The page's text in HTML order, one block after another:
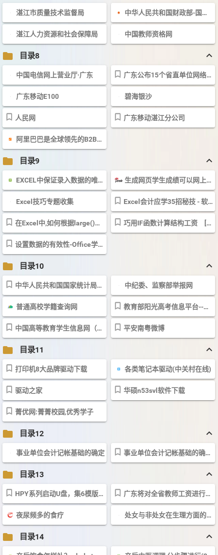
湛江市质量技术监督局 中华人民共和国财政部-国库司
湛江人力资源和社会保障局 中国教师资格网
folder 目录8 keyboard_arrow_up
中国电信网上营业厅·广东 广东公布15个省直单位网络发言人联系方式－新闻中心－新浪网
广东移动E100 碧海银沙
人民网 广东移动湛江分公司
阿里巴巴是全球领先的B2B电子商务网上贸易平台
folder 目录9 keyboard_arrow_up
EXCEL中保证录入数据的唯一性 生成网页学生成绩可以网上查 ？ 爱问知识人
Excel技巧专题收集 Excel会计应学35招秘技 - 软件应用技术交流区 - 华军软件园论坛 - Powere...
在Excel中,如何根据large()找出前十名的分数后再在分数的左边显示出相应的... 巧用IF函数计算结构工资 [Excel]
设置数据的有效性-Office学院-WPSOffice官方论坛-更懂中文的办公软件-应用心...
folder 目录10 keyboard_arrow_up
中华人民共和国国家统计局 &gt;&gt; 统计标准 中纪委、监察部举报网
普通高校学籍查询网 教育部阳光高考信息平台--高考咨询 ｜ 院校信息 ｜ 志愿填报 ｜ 名单公...
中国高等教育学生信息网（学历查询） 平安南粤微博
folder 目录11 keyboard_arrow_up
打印机8大品牌驱动下载 各类笔记本驱动(中关村在线)
驱动之家 华硕n53svl软件下载
菁优网:菁菁校园,优秀学子
folder 目录12 keyboard_arrow_up
事业单位会计记帐基础的确定 事业单位会计记帐基础的确定及应用
folder 目录13 keyboard_arrow_up
HPY系列启动U盘，集6模版\Fbinst版\量产版\XP安装版\预装版\多教程（3月26日... 广东将对全省教师工资进行摸底－新闻中心－新浪网
夜尿频多的食疗 处女与非处女在生理方面的重要区别
folder 目录14 keyboard_arrow_up